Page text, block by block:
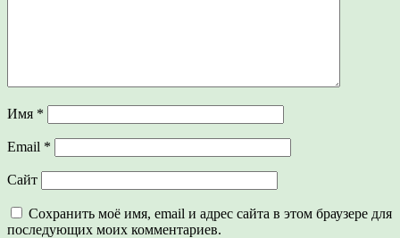
Имя *
Email *
Сайт
Сохранить моё имя, email и адрес сайта в этом браузере для
последующих моих комментариев.